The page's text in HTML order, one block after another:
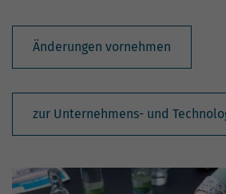
Änderungen vornehmen
zur Unternehmens- und